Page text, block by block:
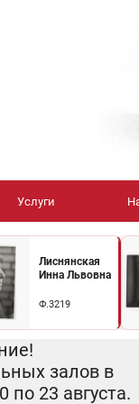
Услуги
Лиснянская
Инна Львовна
Ф.3219
залов в
по 23 августа.